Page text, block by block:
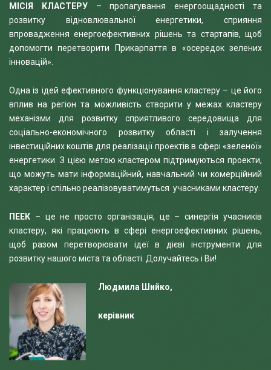
МІСІЯ КЛАСТЕРУ– пропагування енергоощадності та
розвитку відновлювальної енергетики, сприяння
впровадження енергоефективних рішень та стартапів, щоб
допомогти перетворити Прикарпаття в «осередок зелених
інновацій».
Одна із ідей ефективного функціонування кластеру – це його
вплив на регіон та можливість створити у межах кластеру
механізми для розвитку сприятливого середовища для
соціально-економічного розвитку області і залучення
інвестиційних коштів для реалізації проектів в сфері «зеленої»
енергетики. З цією метою кластером підтримуються проекти,
що можуть мати інформаційний, навчальний чи комерційний
характер і спільно реалізовуватимуться учасниками кластеру.
ПЕЕК – це не просто організація, це – синергія учасників
кластеру, які працюють в сфері енергоефективних рішень,
щоб разом перетворювати ідеї в дієві інструменти для
розвитку нашого міста та області. Долучайтесь і Ви!
Людмила Шийко,
керівник